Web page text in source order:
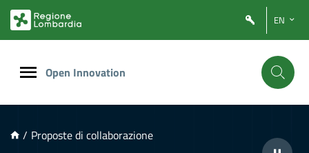
PRINCIPALE
EN
Open Innovation
/ Proposte di collaborazione